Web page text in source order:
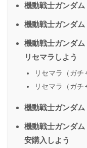
機動戦士ガンダ
機動戦士ガンダ
機動戦士ガンダ
リセマラしよう
リセマラ（ガチ
リセマラ（ガチ
機動戦士ガンダ
機動戦士ガンダ
安購入しよう